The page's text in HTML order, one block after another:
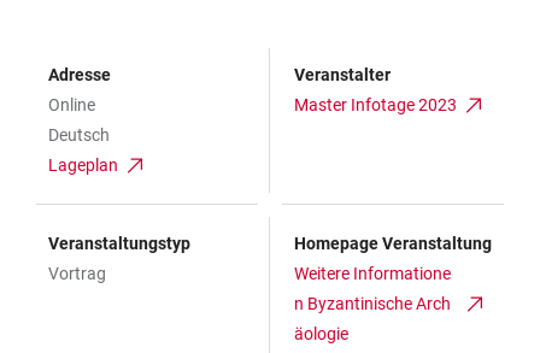
Adresse
Online
Deutsch
Lageplan
Veranstalter
Master Infotage 2023
Veranstaltungstyp
Vortrag
Homepage Veranstaltung
Weitere Informatione
n Byzantinische Arch
äologie